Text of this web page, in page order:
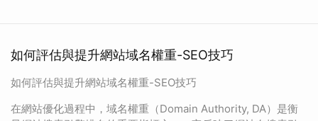
如何評估與提升網站域名權重-SEO技巧
如何評估與提升網站域名權重-SEO技巧
在網站優化過程中，域名權重（Domain Authority, DA）是衡